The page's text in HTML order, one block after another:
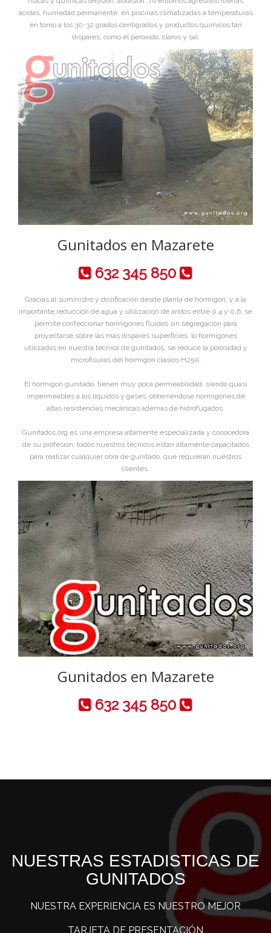
ácidas, humedad permanente, en piscinas climatizadas a temperaturas
en torno a los 30-32 grados centigrados y productos químicos tan
dispares, como el peroxido, cloros y sal.
Gunitados en Mazarete
632 345 850
Gracias al suministro y dosificación desde planta de hórmigon, y a la
importante reducción de agua y utilización de aridos entre 0,4 y 0,6, se
permite confeccionar hormigones fluidos sin segregación para
proyectarse sobre las mas dispares superficies, lo hormigones
utilizados en nuestra técnica de gunitados, se reduce la porosidad y
microfisuras del hórmigon clasico H250.
El hórmigon gunitado, tienen muy poca permeabilidad, siendo quasi
impermeables a los líquidos y gases, obteniéndose hormigones de
altas resistencias mecánicas ademas de hidrofugados.
Gunitados.org es una empresa altamente especializada y conocedora
de su profesión, todos nuestros técnicos estan altamente capacitados
para realizar cualquier obra de gunitado, que requieran nuestros
clientes.
Gunitados en Mazarete
632 345 850
NUESTRAS ESTADISTICAS DE
GUNITADOS
NUESTRA EXPERIENCIA ES NUESTRO MEJOR
TARJETA DE PRESENTACIÓN